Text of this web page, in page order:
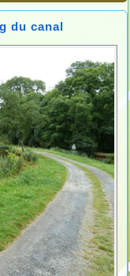
du canal